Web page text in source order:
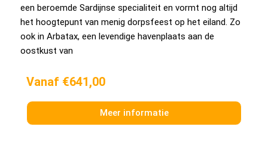
een beroemde Sardijnse specialiteit en vormt nog altijd
het hoogtepunt van menig dorpsfeest op het eiland. Zo
ook in Arbatax, een levendige havenplaats aan de
oostkust van
Vanaf €641,00
Meer informatie